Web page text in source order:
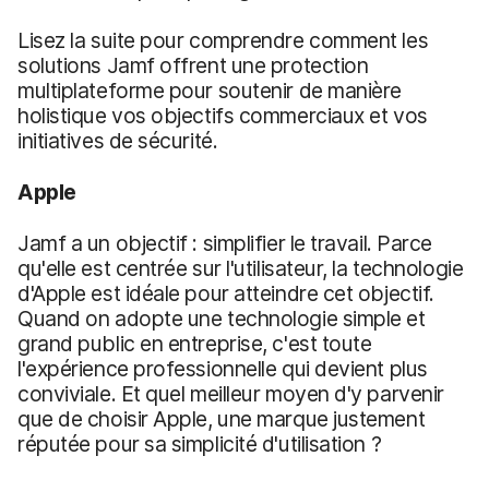
Lisez la suite pour comprendre comment les
solutions Jamf offrent une protection
multiplateforme pour soutenir de manière
holistique vos objectifs commerciaux et vos
initiatives de sécurité.
Apple
Jamf a un objectif : simplifier le travail. Parce
qu'elle est centrée sur l'utilisateur, la technologie
d'Apple est idéale pour atteindre cet objectif.
Quand on adopte une technologie simple et
grand public en entreprise, c'est toute
l'expérience professionnelle qui devient plus
conviviale. Et quel meilleur moyen d'y parvenir
que de choisir Apple, une marque justement
réputée pour sa simplicité d'utilisation ?